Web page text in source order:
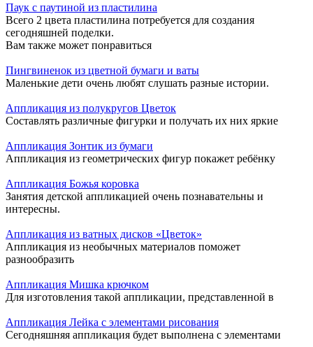
Паук с паутиной из пластилина
Всего 2 цвета пластилина потребуется для создания
сегодняшней поделки.
Вам также может понравиться
Пингвиненок из цветной бумаги и ваты
Маленькие дети очень любят слушать разные истории.
Аппликация из полукругов Цветок
Составлять различные фигурки и получать их них яркие
Аппликация Зонтик из бумаги
Аппликация из геометрических фигур покажет ребёнку
Аппликация Божья коровка
Занятия детской аппликацией очень познавательны и
интересны.
Аппликация из ватных дисков «Цветок»
Аппликация из необычных материалов поможет
разнообразить
Аппликация Мишка крючком
Для изготовления такой аппликации, представленной в
Аппликация Лейка с элементами рисования
Сегодняшняя аппликация будет выполнена с элементами